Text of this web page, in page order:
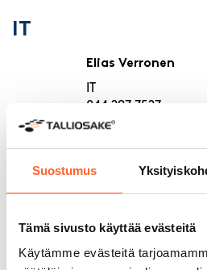
Suostumus
Tämä sivusto käyttää evästeitä
Käytämme evästeitä
IT
Elias Verronen
044 297 7527
Johto
Kalle Karjula
Toimitusjohtaja